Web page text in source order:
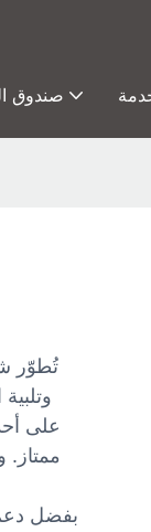
صندوق
تُطوّر
على
ممتاز.
بفضل دعم